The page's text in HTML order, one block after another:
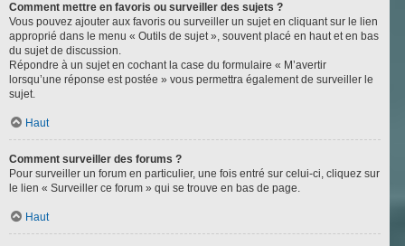
Comment mettre en favoris ou surveiller des sujets ?
Vous pouvez ajouter aux favoris ou surveiller un sujet en cliquant sur le lien
approprié dans le menu « Outils de sujet », souvent placé en haut et en bas
du sujet de discussion.
Répondre à un sujet en cochant la case du formulaire « M’avertir
lorsqu’une réponse est postée » vous permettra également de surveiller le
sujet.
Haut
Comment surveiller des forums ?
Pour surveiller un forum en particulier, une fois entré sur celui-ci, cliquez sur
le lien « Surveiller ce forum » qui se trouve en bas de page.
Haut